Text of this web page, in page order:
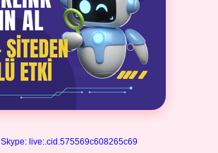
Skype: live:.cid.575569c608265c69